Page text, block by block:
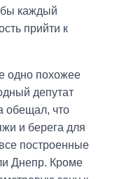
каждый
прийти к
одно похожее
депутат
обещал, что
и берега для
построенные
Днепр. Кроме